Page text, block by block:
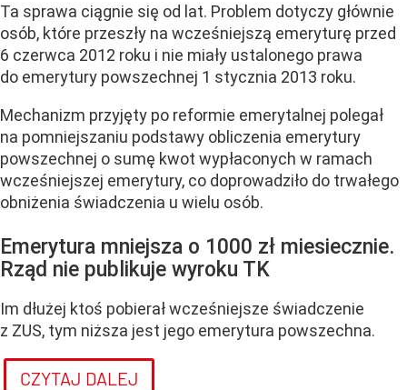
Ta sprawa ciągnie się od lat. Problem dotyczy głównie
osób, które przeszły na wcześniejszą emeryturę przed
6 czerwca 2012 roku i nie miały ustalonego prawa
do emerytury powszechnej 1 stycznia 2013 roku.
Mechanizm przyjęty po reformie emerytalnej polegał
na pomniejszaniu podstawy obliczenia emerytury
powszechnej o sumę kwot wypłaconych w ramach
wcześniejszej emerytury, co doprowadziło do trwałego
obniżenia świadczenia u wielu osób.
Emerytura mniejsza o 1000 zł miesiecznie.
Rząd nie publikuje wyroku TK
Im dłużej ktoś pobierał wcześniejsze świadczenie
z ZUS, tym niższa jest jego emerytura powszechna.
CZYTAJ DALEJ